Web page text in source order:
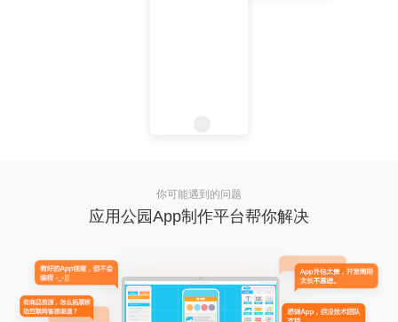
你可能遇到的问题
应用公园App制作平台帮你解决